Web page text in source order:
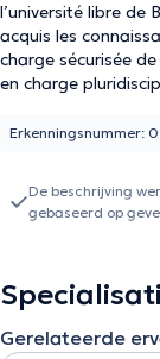
l’université libre de
acquis les
charge sécurisée de mes patients. Je
en charge
professionnels de
seniors. Je suis
femmes
vous.
Erkenningsnummer:
De beschrijving
gebaseerd op
Gerelateerde